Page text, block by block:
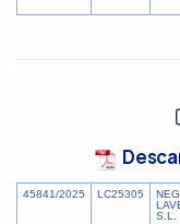
45841/2025 LC25305
S.L.